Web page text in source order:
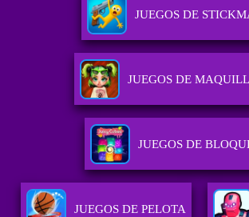
JUEGOS DE
JUEGOS DE
JUEGOS DE
JUEGOS DE PELOTA